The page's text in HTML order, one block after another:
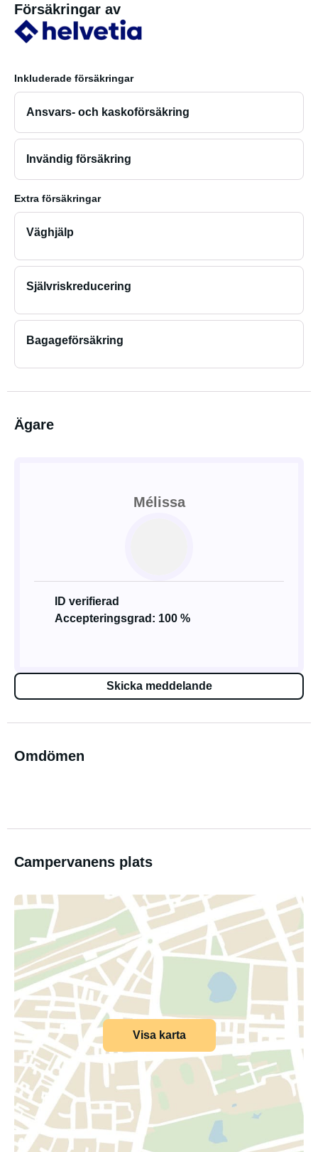
Försäkringar av
Inkluderade försäkringar
Ansvars- och kaskoförsäkring
Invändig försäkring
Extra försäkringar
Väghjälp
Självriskreducering
Bagageförsäkring
Ägare
Mélissa
ID verifierad
Accepteringsgrad: 100 %
Skicka meddelande
Omdömen
Campervanens plats
Visa karta